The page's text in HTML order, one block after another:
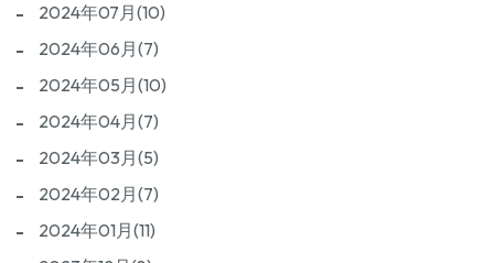
2024年07月(10)
2024年06月(7)
2024年05月(10)
2024年04月(7)
2024年03月(5)
2024年02月(7)
2024年01月(11)